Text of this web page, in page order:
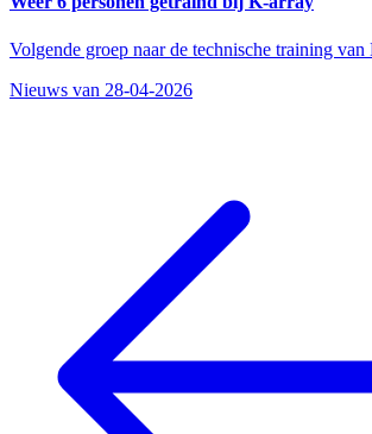
Volgende groep naar de technische training
Nieuws van 28-04-2026